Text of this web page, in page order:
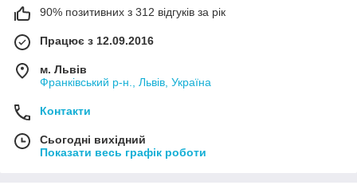
90% позитивних з 312 відгуків за рік
Працює з 12.09.2016
м. Львів
Франківський р-н., Львів, Україна
Контакти
Сьогодні вихідний
Показати весь графік роботи